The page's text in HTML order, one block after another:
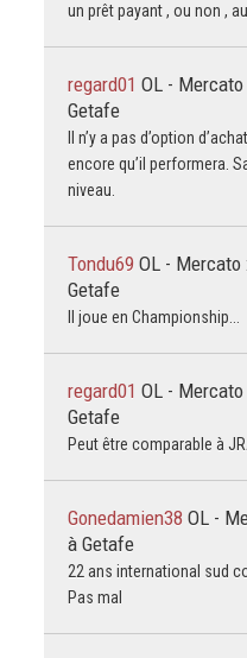
un prêt payant , ou non ,
regard01 OL -
Getafe
Il n’y a pas d’option
encore qu’il performera.
niveau.
Tondu69 OL - Mercato
Getafe
Il joue en Championship...
regard01 OL -
Getafe
Peut être comparable à
Gonedamien38 OL -
à Getafe
22 ans international sud
Pas mal